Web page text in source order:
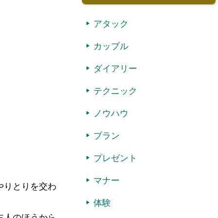
りとりを交わ
アタック
カップル
ダイアリー
テクニック
ノウハウ
プラン
プレゼント
マナー
体験